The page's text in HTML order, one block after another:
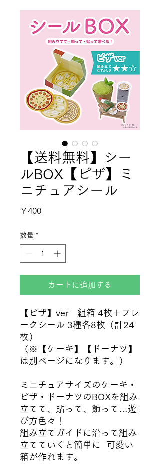
【送料無料】シー
ルBOX【ピザ】ミ
ニチュアシール
￥400価格
数量 *
カートに追加する
【ピザ】ver 組箱 4枚＋フレ
ークシール 3種各8枚（計24
枚）
（※【ケーキ】【ドーナツ】
は別ページになります。）
ミニチュアサイズのケーキ・
ピザ・ドーナツのBOXを組み
立てて、貼って、飾って…遊
び方色々！
組み立てガイドに沿って組み
立てていくと簡単に 可愛い
箱が作れます。